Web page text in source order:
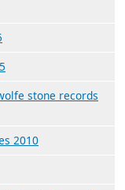
stone records
2010